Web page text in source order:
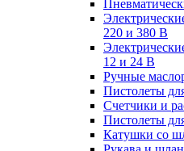
220 и 380 В
12 и 24 В
Ручные
Пистолеты
Счетчики и
Пистолеты
Катушки со